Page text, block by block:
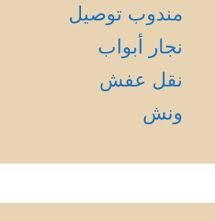
مندوب توصيل
نجار أبواب
نقل عفش
ونش